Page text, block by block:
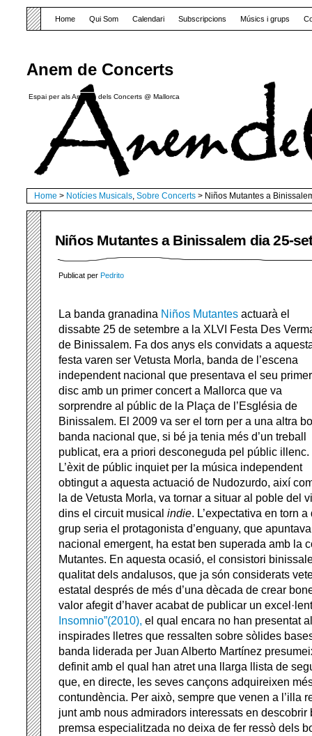
Anem de Concerts
Espai per als Amants dels Concerts @ Mallorca
Home Qui Som Calendari Subscripcions Músics i grups
Home > Notícies Musicals, Sobre Concerts > Niños Mutantes a
Niños Mutantes a Binissalem dia 25-
Publicat per Pedrito
La banda granadina Niños Mutantes actuarà el
dissabte 25 de setembre a la XLVI Festa Des
de Binissalem. Fa dos anys els convidats a
festa varen ser Vetusta Morla, banda de l’escena
independent nacional que presentava el seu primer
disc amb un primer concert a Mallorca que va
sorprendre al públic de la Plaça de l’Església de
Binissalem. El 2009 va ser el torn per a una altra
banda nacional que, si bé ja tenia més d’un treball
publicat, era a priori desconeguda pel públic illenc.
L’èxit de públic inquiet per la música independent
obtingut a aquesta actuació de Nudozurdo, així
la de Vetusta Morla, va tornar a situar al poble del vi
dins el circuit musical indie. L’expectativa en torn a
grup seria el protagonista d’enguany, que
nacional emergent, ha estat ben superada amb la
Mutantes. En aquesta ocasió, el consistori
qualitat dels andalusos, que ja són considerats
estatal després de més d’una dècada de crear
valor afegit d’haver acabat de publicar un
Insomnio”(2010), el qual encara no han presentat
inspirades lletres que ressalten sobre sòlides
banda liderada per Juan Alberto Martínez
definit amb el qual han atret una llarga llista de
que, en directe, les seves cançons adquireixen
contundència. Per això, sempre que venen a l’illa
junt amb nous admiradors interessats en descobrir
premsa especialitzada no deixa de fer ressò dels